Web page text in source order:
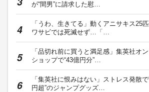
が“間男”に請求した慰…
「うわ、生きてる」動くアニサキス25
ワサビでは死滅せず…「…
「品切れ前に買うと満足感」集英社オ
ショップで“43億円分”…
「集英社に恨みはない」ストレス発散で
円超”のジャンプグッズ…